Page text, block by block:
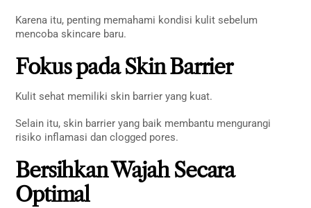
Karena itu, penting memahami kondisi kulit sebelum
mencoba skincare baru.
Fokus pada Skin Barrier
Kulit sehat memiliki skin barrier yang kuat.
Selain itu, skin barrier yang baik membantu mengurangi
risiko inflamasi dan clogged pores.
Bersihkan Wajah Secara
Optimal